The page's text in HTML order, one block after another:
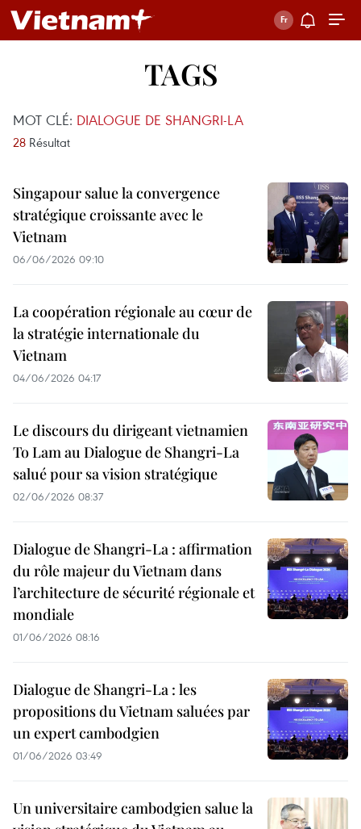
TAGS
MOT CLÉ: DIALOGUE DE SHANGRI-LA
28 Résultat
Singapour salue la convergence
stratégique croissante avec le
Vietnam
06/06/2026 09:10
La coopération régionale au cœur de
la stratégie internationale du
Vietnam
04/06/2026 04:17
Le discours du dirigeant vietnamien
To Lam au Dialogue de Shangri-La
salué pour sa vision stratégique
02/06/2026 08:37
Dialogue de Shangri-La : affirmation
du rôle majeur du Vietnam dans
l’architecture de sécurité régionale et
mondiale
01/06/2026 08:16
Dialogue de Shangri-La : les
propositions du Vietnam saluées par
un expert cambodgien
01/06/2026 03:49
Un universitaire cambodgien salue la